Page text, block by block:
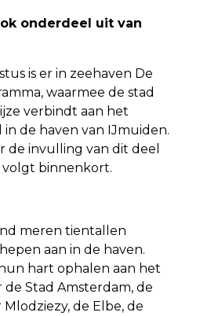
onderdeel uit van
is er in zeehaven De
waarmee de stad
verbindt aan het
de haven van IJmuiden.
de invulling van dit deel
binnenkort.
meren tientallen
aan in de haven.
hart ophalen aan het
Stad Amsterdam, de
de Elbe, de